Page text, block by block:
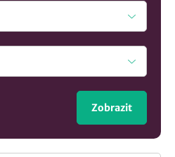
Zobrazit